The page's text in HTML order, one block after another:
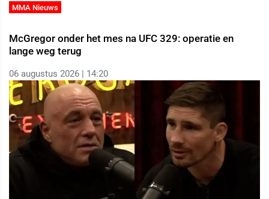
MMA Nieuws
McGregor onder het mes na UFC 329: operatie en
lange weg terug
06 augustus 2026 | 14:20